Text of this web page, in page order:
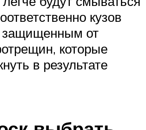
кузов
защищенным от
которые
в результате